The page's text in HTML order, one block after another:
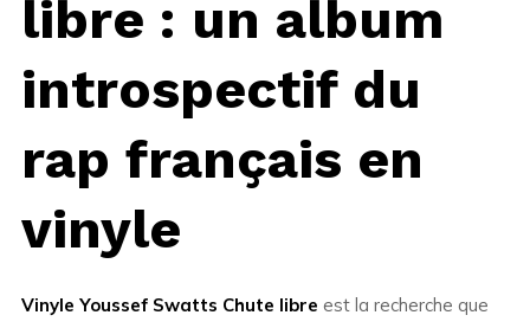
libre : un album
introspectif du
rap français en
vinyle
Vinyle Youssef Swatts Chute libre est la recherche que